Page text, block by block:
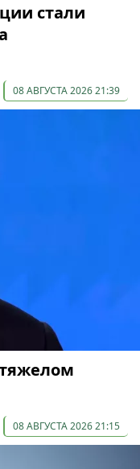
стали
08 АВГУСТА 2026 21:39
08 АВГУСТА 2026 21:15